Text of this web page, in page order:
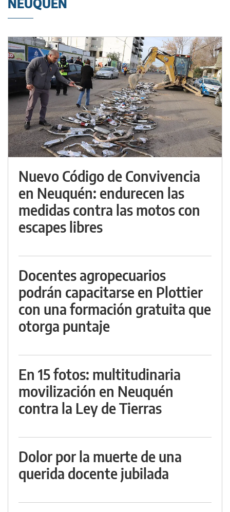
NEUQUÉN
Nuevo Código de Convivencia
en Neuquén: endurecen las
medidas contra las motos con
escapes libres
Docentes agropecuarios
podrán capacitarse en Plottier
con una formación gratuita que
otorga puntaje
En 15 fotos: multitudinaria
movilización en Neuquén
contra la Ley de Tierras
Dolor por la muerte de una
querida docente jubilada